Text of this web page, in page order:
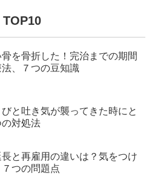
骨を骨折した！完治までの期間
、７つの豆知識
と吐き気が襲ってきた時にと
の対処法
長と再雇用の違いは？気をつけ
７つの問題点